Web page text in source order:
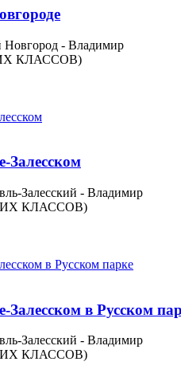
- Владимир
КЛАССОВ)
Залесском
Залесский - Владимир
КЛАССОВ)
Залесском в Русском
Залесский - Владимир
КЛАССОВ)